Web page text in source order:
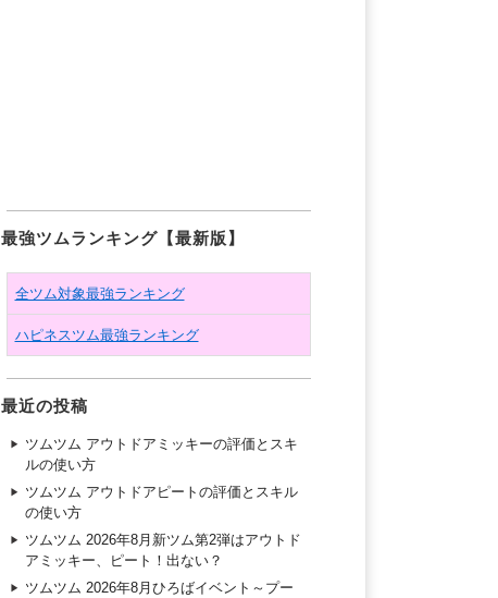
最強ツムランキング【最新版】
全ツム対象最強ランキング
ハピネスツム最強ランキング
最近の投稿
ツムツム アウトドアミッキーの評価とスキ
ルの使い方
ツムツム アウトドアピートの評価とスキル
の使い方
ツムツム 2026年8月新ツム第2弾はアウトド
アミッキー、ピート！出ない？
ツムツム 2026年8月ひろばイベント～プー